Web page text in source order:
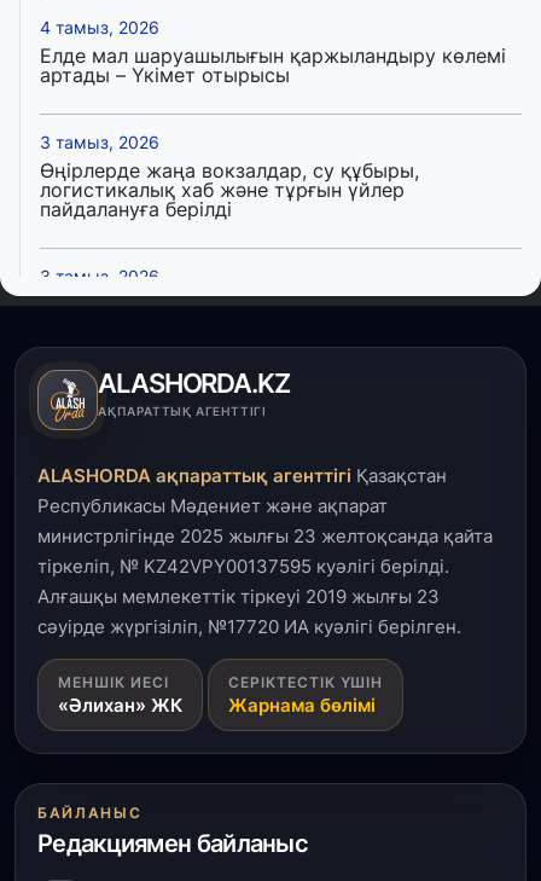
4 тамыз, 2026
Елде мал шаруашылығын қаржыландыру көлемі
артады – Үкімет отырысы
3 тамыз, 2026
Өңірлерде жаңа вокзалдар, су құбыры,
логистикалық хаб және тұрғын үйлер
пайдалануға берілді
3 тамыз, 2026
Қызылордада 300 орындық аурухана,
салынып жатыр
1 тамыз, 2026
31 шілде, 2026
Ақмола облысындағы кездесуде кәсіпкерлер мен
ұстаздар «Әділет» партиясына өз ұсыныстарын
айтты
31 шілде, 2026
ҚР Президенті Орталық Азия елдеріне
ұзақмерзімді ынтымақтастық жоспарын әзірлеуді
ұсынды
«Ауыл аманаты»: Түркістанда 30,2 млрд теңгеге
4 223 жоба қаржыландырылды
ALASHORDA.KZ
АҚПАРАТТЫҚ АГЕНТТІГІ
ALASHORDA ақпараттық агенттігі Қазақстан
Республикасы Мәдениет және ақпарат
министрлігінде 2025 жылғы 23 желтоқсанда қайта
тіркеліп, № KZ42VPY00137595 куәлігі берілді.
Алғашқы мемлекеттік тіркеуі 2019 жылғы 23
сәуірде жүргізіліп, №17720 ИА куәлігі берілген.
МЕНШІК ИЕСІ
«Әлихан» ЖК
СЕРІКТЕСТІК ҮШІН
Жарнама бөлімі
БАЙЛАНЫС
Редакциямен байланыс